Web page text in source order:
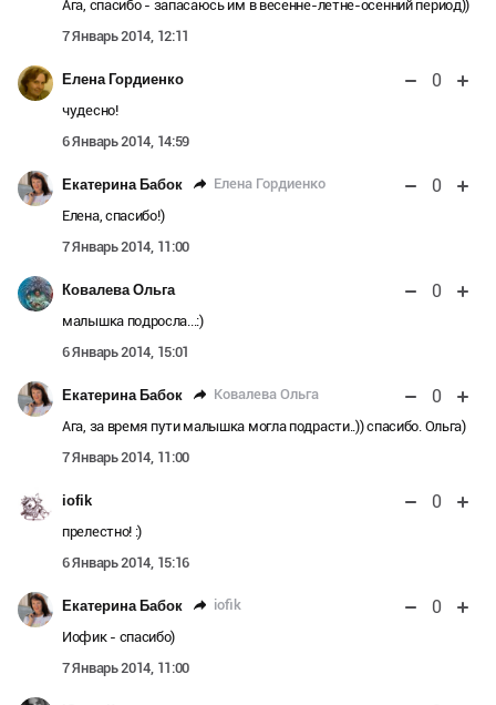
Ага, спасибо - запасаюсь им в весенне-летне-осенний период))
7 Январь 2014, 12:11
Елена Гордиенко 0
чудесно!
6 Январь 2014, 14:59
Екатерина Бабок Елена Гордиенко 0
Елена, спасибо!)
7 Январь 2014, 11:00
Ковалева Ольга 0
малышка подросла...:)
6 Январь 2014, 15:01
Екатерина Бабок Ковалева Ольга 0
Ага, за время пути малышка могла подрасти..)) спасибо. Ольга)
7 Январь 2014, 11:00
iofik 0
прелестно! :)
6 Январь 2014, 15:16
Екатерина Бабок iofik 0
Иофик - спасибо)
7 Январь 2014, 11:00